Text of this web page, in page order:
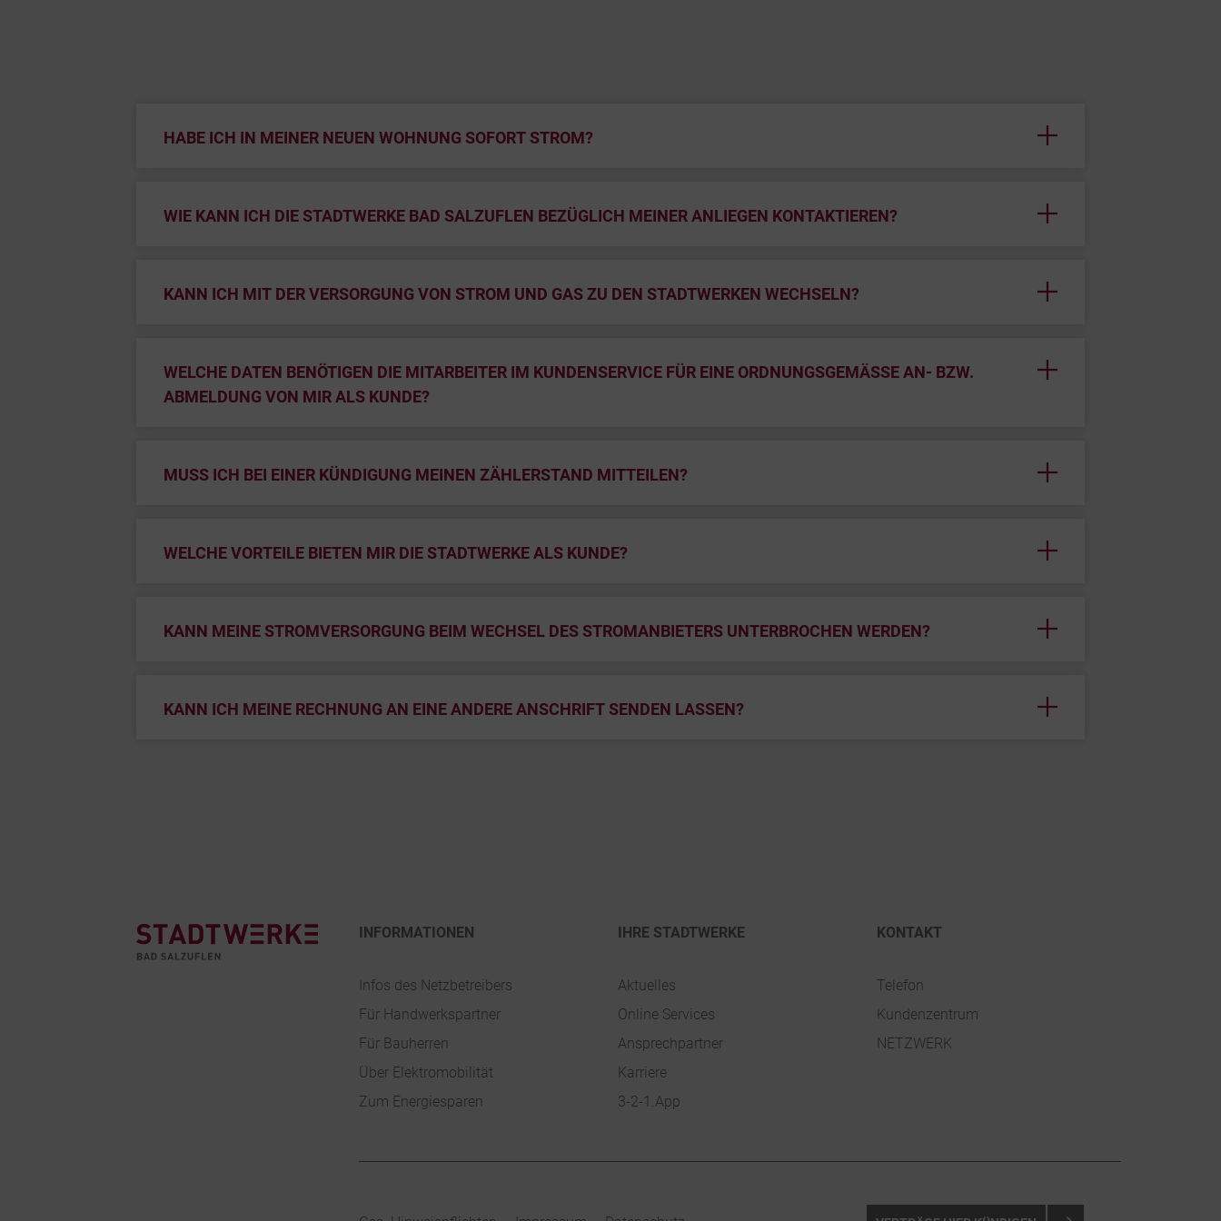
HABE ICH IN MEINER NEUEN WOHNUNG SOFORT STROM?
WIE KANN ICH DIE STADTWERKE BAD SALZUFLEN BEZÜGLICH MEINER ANLIEGEN KONTAKTIEREN?
KANN ICH MIT DER VERSORGUNG VON STROM UND GAS ZU DEN STADTWERKEN WECHSELN?
WELCHE DATEN BENÖTIGEN DIE MITARBEITER IM KUNDENSERVICE FÜR EINE ORDNUNGSGEMÄSSE AN- BZW. A
BMELDUNG VON MIR ALS KUNDE?
MUSS ICH BEI EINER KÜNDIGUNG MEINEN ZÄHLERSTAND MITTEILEN?
WELCHE VORTEILE BIETEN MIR DIE STADTWERKE ALS KUNDE?
KANN MEINE STROMVERSORGUNG BEIM WECHSEL DES STROMANBIETERS UNTERBROCHEN WERDEN?
KANN ICH MEINE RECHNUNG AN EINE ANDERE ANSCHRIFT SENDEN LASSEN?
INFORMATIONEN
Infos des Netzbetreibers
Für Handwerkspartner
Für Bauherren
Über Elektromobilität
Zum Energiesparen
IHRE STADTWERKE
Aktuelles
Online Services
Ansprechpartner
Karriere
3-2-1.App
KONTAKT
Telefon
Kundenzentrum
NETZWERK